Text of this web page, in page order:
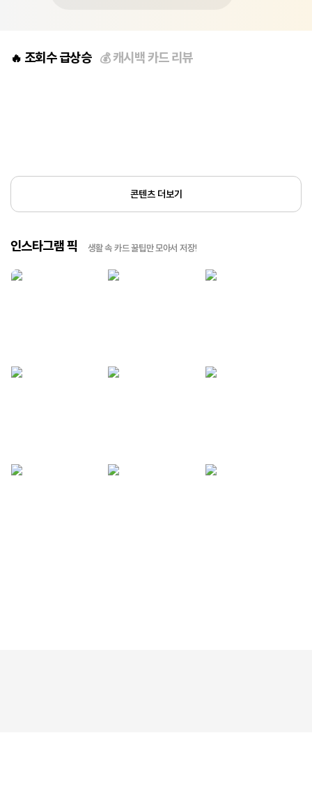
🔥 조회수 급상승 💰캐시백 카드 리뷰
콘텐츠 더보기
인스타그램 픽 생활 속 카드 꿀팁만 모아서 저장!